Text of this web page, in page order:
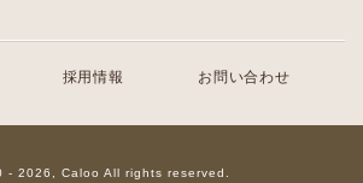
採用情報 お問い合わせ
- 2026, Caloo All rights reserved.